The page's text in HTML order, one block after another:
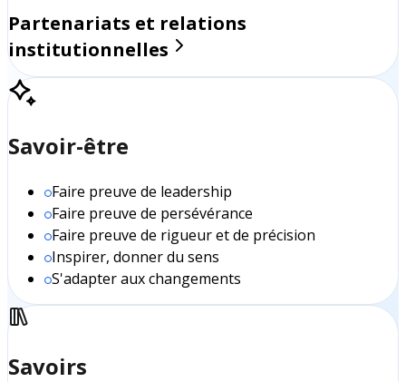
Partenariats et relations
institutionnelles
Savoir-être
Faire preuve de leadership
Faire preuve de persévérance
Faire preuve de rigueur et de précision
Inspirer, donner du sens
S'adapter aux changements
Savoirs